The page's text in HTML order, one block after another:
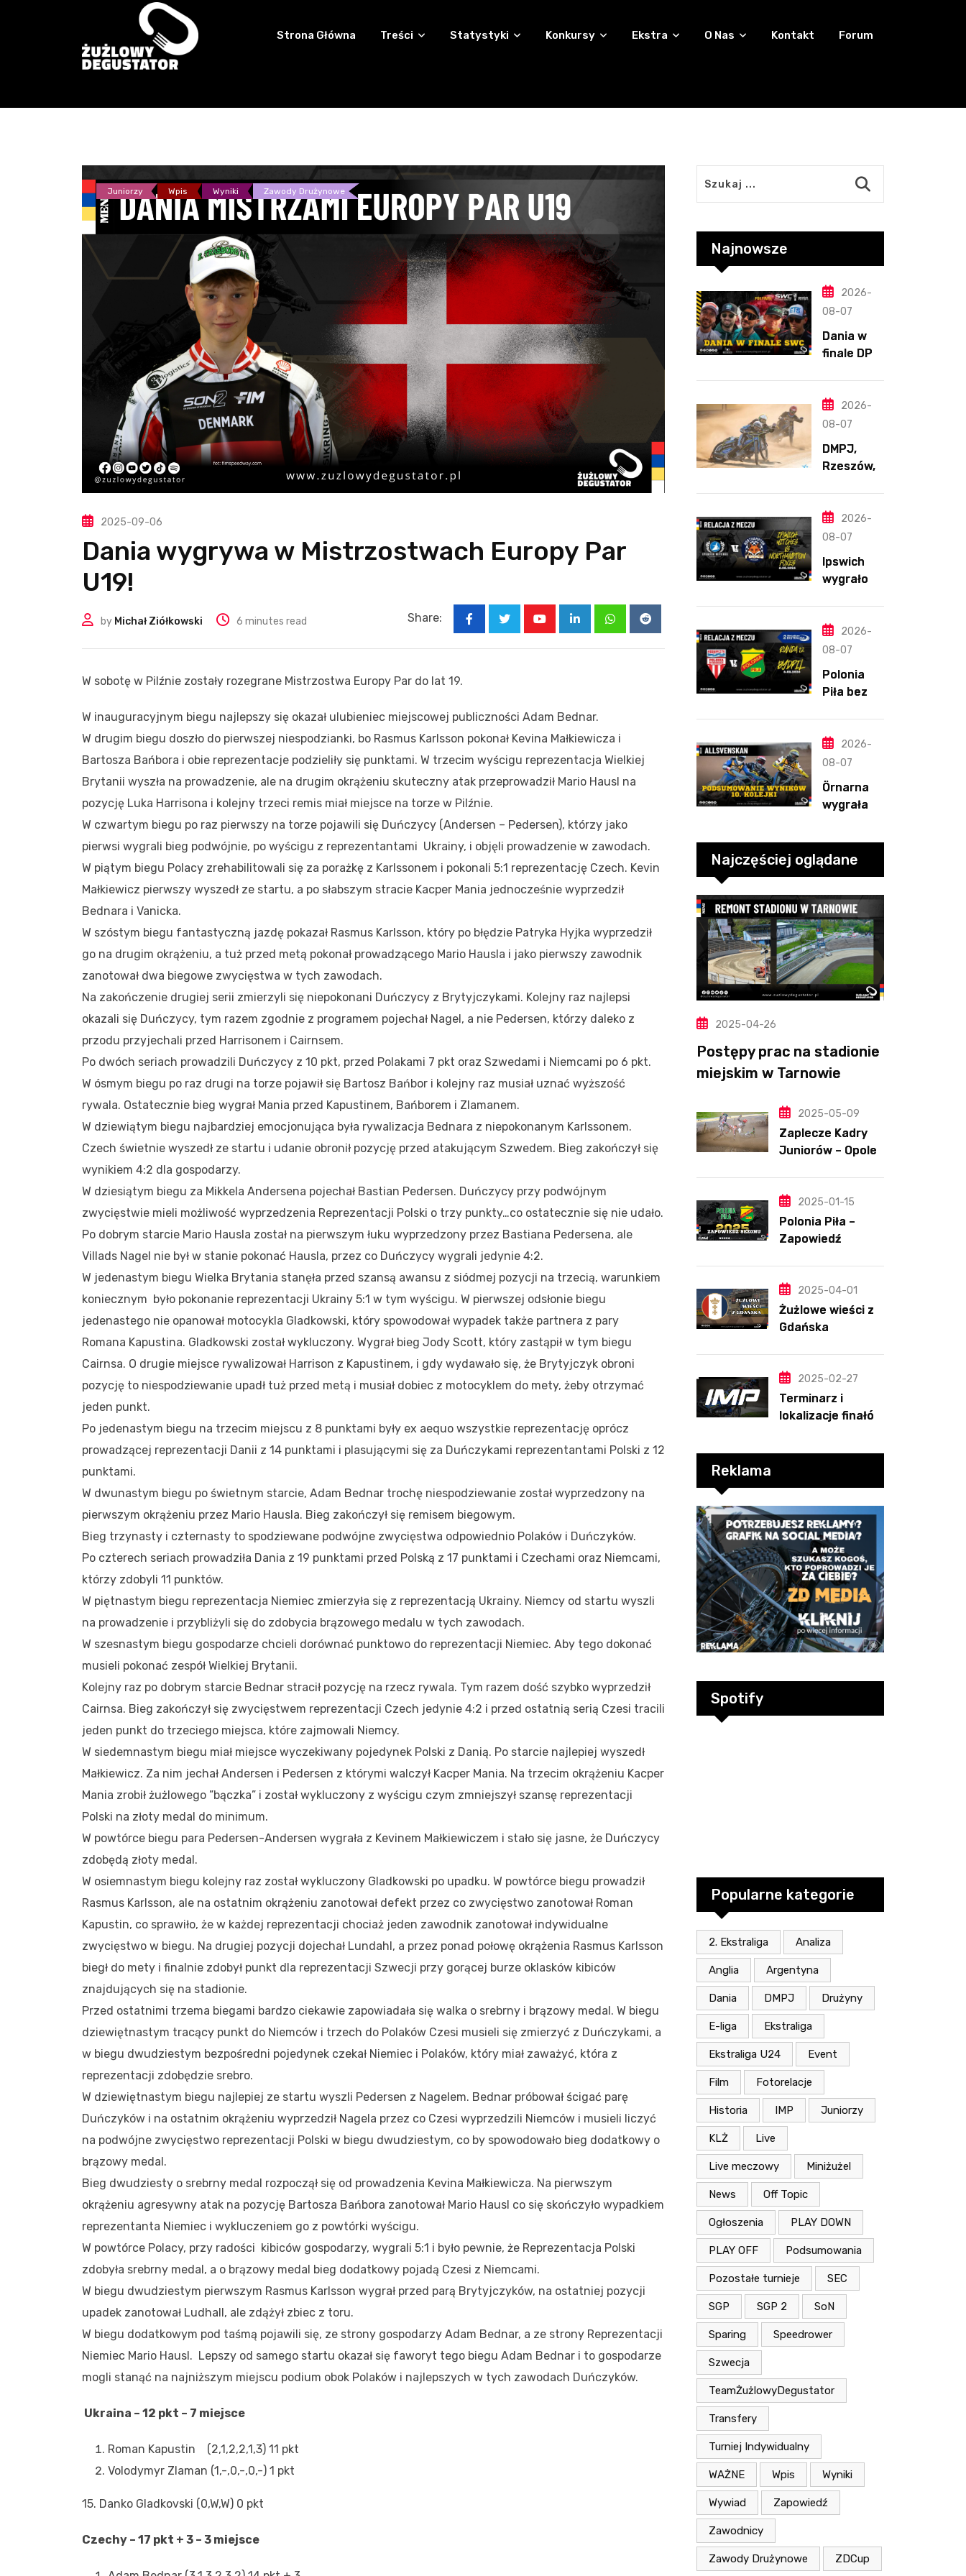
Strona Główna Treści Statystyki Konkursy Ekstra O Nas Kontakt Forum
Juniorzy Wpis Wyniki Zawody Drużynowe
2025-09-06
Dania wygrywa w Mistrzostwach Europy Par
U19!
by Michał Ziółkowski 6 minutes read Share:
LinkedInWhatsappReddit
W sobotę w Pilźnie zostały rozegrane Mistrzostwa Europy Par do lat 19.
W inauguracyjnym biegu najlepszy się okazał ulubieniec miejscowej publiczności Adam Bednar.
W drugim biegu doszło do pierwszej niespodzianki, bo Rasmus Karlsson pokonał Kevina Małkiewicza i
Bartosza Bańbora i obie reprezentacje podzieliły się punktami. W trzecim wyścigu reprezentacja Wielkiej
Brytanii wyszła na prowadzenie, ale na drugim okrążeniu skuteczny atak przeprowadził Mario Hausl na
pozycję Luka Harrisona i kolejny trzeci remis miał miejsce na torze w Pilźnie.
W czwartym biegu po raz pierwszy na torze pojawili się Duńczycy (Andersen – Pedersen), którzy jako
pierwsi wygrali bieg podwójnie, po wyścigu z reprezentantami Ukrainy, i objęli prowadzenie w zawodach.
W piątym biegu Polacy zrehabilitowali się za porażkę z Karlssonem i pokonali 5:1 reprezentację Czech. Kevin
Małkiewicz pierwszy wyszedł ze startu, a po słabszym stracie Kacper Mania jednocześnie wyprzedził
Bednara i Vanicka.
W szóstym biegu fantastyczną jazdę pokazał Rasmus Karlsson, który po błędzie Patryka Hyjka wyprzedził
go na drugim okrążeniu, a tuż przed metą pokonał prowadzącego Mario Hausla i jako pierwszy zawodnik
zanotował dwa biegowe zwycięstwa w tych zawodach.
Na zakończenie drugiej serii zmierzyli się niepokonani Duńczycy z Brytyjczykami. Kolejny raz najlepsi
okazali się Duńczycy, tym razem zgodnie z programem pojechał Nagel, a nie Pedersen, którzy daleko z
przodu przyjechali przed Harrisonem i Cairnsem.
Po dwóch seriach prowadzili Duńczycy z 10 pkt, przed Polakami 7 pkt oraz Szwedami i Niemcami po 6 pkt.
W ósmym biegu po raz drugi na torze pojawił się Bartosz Bańbor i kolejny raz musiał uznać wyższość
rywala. Ostatecznie bieg wygrał Mania przed Kapustinem, Bańborem i Zlamanem.
W dziewiątym biegu najbardziej emocjonująca była rywalizacja Bednara z niepokonanym Karlssonem.
Czech świetnie wyszedł ze startu i udanie obronił pozycję przed atakującym Szwedem. Bieg zakończył się
wynikiem 4:2 dla gospodarzy.
W dziesiątym biegu za Mikkela Andersena pojechał Bastian Pedersen. Duńczycy przy podwójnym
zwycięstwie mieli możliwość wyprzedzenia Reprezentacji Polski o trzy punkty…co ostatecznie się nie udało.
Po dobrym starcie Mario Hausla został na pierwszym łuku wyprzedzony przez Bastiana Pedersena, ale
Villads Nagel nie był w stanie pokonać Hausla, przez co Duńczycy wygrali jedynie 4:2.
W jedenastym biegu Wielka Brytania stanęła przed szansą awansu z siódmej pozycji na trzecią, warunkiem
koniecznym było pokonanie reprezentacji Ukrainy 5:1 w tym wyścigu. W pierwszej odsłonie biegu
jedenastego nie opanował motocykla Gladkowski, który spowodował wypadek także partnera z pary
Romana Kapustina. Gladkowski został wykluczony. Wygrał bieg Jody Scott, który zastąpił w tym biegu
Cairnsa. O drugie miejsce rywalizował Harrison z Kapustinem, i gdy wydawało się, że Brytyjczyk obroni
pozycję to niespodziewanie upadł tuż przed metą i musiał dobiec z motocyklem do mety, żeby otrzymać
jeden punkt.
Po jedenastym biegu na trzecim miejscu z 8 punktami były ex aequo wszystkie reprezentację oprócz
prowadzącej reprezentacji Danii z 14 punktami i plasującymi się za Duńczykami reprezentantami Polski z 12
punktami.
W dwunastym biegu po świetnym starcie, Adam Bednar trochę niespodziewanie został wyprzedzony na
pierwszym okrążeniu przez Mario Hausla. Bieg zakończył się remisem biegowym.
Bieg trzynasty i czternasty to spodziewane podwójne zwycięstwa odpowiednio Polaków i Duńczyków.
Po czterech seriach prowadziła Dania z 19 punktami przed Polską z 17 punktami i Czechami oraz Niemcami,
którzy zdobyli 11 punktów.
W piętnastym biegu reprezentacja Niemiec zmierzyła się z reprezentacją Ukrainy. Niemcy od startu wyszli
na prowadzenie i przybliżyli się do zdobycia brązowego medalu w tych zawodach.
W szesnastym biegu gospodarze chcieli dorównać punktowo do reprezentacji Niemiec. Aby tego dokonać
musieli pokonać zespół Wielkiej Brytanii.
Kolejny raz po dobrym starcie Bednar stracił pozycję na rzecz rywala. Tym razem dość szybko wyprzedził
Cairnsa. Bieg zakończył się zwycięstwem reprezentacji Czech jedynie 4:2 i przed ostatnią serią Czesi tracili
jeden punkt do trzeciego miejsca, które zajmowali Niemcy.
W siedemnastym biegu miał miejsce wyczekiwany pojedynek Polski z Danią. Po starcie najlepiej wyszedł
Małkiewicz. Za nim jechał Andersen i Pedersen z którymi walczył Kacper Mania. Na trzecim okrążeniu Kacper
Mania zrobił żużlowego ”bączka” i został wykluczony z wyścigu czym zmniejszył szansę reprezentacji
Polski na złoty medal do minimum.
W powtórce biegu para Pedersen-Andersen wygrała z Kevinem Małkiewiczem i stało się jasne, że Duńczycy
zdobędą złoty medal.
W osiemnastym biegu kolejny raz został wykluczony Gladkowski po upadku. W powtórce biegu prowadził
Rasmus Karlsson, ale na ostatnim okrążeniu zanotował defekt przez co zwycięstwo zanotował Roman
Kapustin, co sprawiło, że w każdej reprezentacji chociaż jeden zawodnik zanotował indywidualne
zwycięstwo w biegu. Na drugiej pozycji dojechał Lundahl, a przez ponad połowę okrążenia Rasmus Karlsson
biegł do mety i finalnie zdobył punkt dla reprezentacji Szwecji przy gorącej burze oklasków kibiców
znajdujących się na stadionie.
Przed ostatnimi trzema biegami bardzo ciekawie zapowiadała się walka o srebrny i brązowy medal. W biegu
dziewiętnastym tracący punkt do Niemców i trzech do Polaków Czesi musieli się zmierzyć z Duńczykami, a
w biegu dwudziestym bezpośredni pojedynek czekał Niemiec i Polaków, który miał zaważyć, która z
reprezentacji zdobędzie srebro.
W dziewiętnastym biegu najlepiej ze startu wyszli Pedersen z Nagelem. Bednar próbował ścigać parę
Duńczyków i na ostatnim okrążeniu wyprzedził Nagela przez co Czesi wyprzedzili Niemców i musieli liczyć
na podwójne zwycięstwo reprezentacji Polski w biegu dwudziestym, co by spowodowało bieg dodatkowy o
brązowy medal.
Bieg dwudziesty o srebrny medal rozpoczął się od prowadzenia Kevina Małkiewicza. Na pierwszym
okrążeniu agresywny atak na pozycję Bartosza Bańbora zanotował Mario Hausl co się skończyło wypadkiem
reprezentanta Niemiec i wykluczeniem go z powtórki wyścigu.
W powtórce Polacy, przy radości kibiców gospodarzy, wygrali 5:1 i było pewnie, że Reprezentacja Polski
zdobyła srebrny medal, a o brązowy medal bieg dodatkowy pojadą Czesi z Niemcami.
W biegu dwudziestym pierwszym Rasmus Karlsson wygrał przed parą Brytyjczyków, na ostatniej pozycji
upadek zanotował Ludhall, ale zdążył zbiec z toru.
W biegu dodatkowym pod taśmą pojawili się, ze strony gospodarzy Adam Bednar, a ze strony Reprezentacji
Niemiec Mario Hausl. Lepszy od samego startu okazał się faworyt tego biegu Adam Bednar i to gospodarze
mogli stanąć na najniższym miejscu podium obok Polaków i najlepszych w tych zawodach Duńczyków.
Ukraina – 12 pkt – 7 miejsce
Roman Kapustin (2,1,2,2,1,3) 11 pkt
Volodymyr Zlaman (1,-,0,-,0,-) 1 pkt
15. Danko Gladkovski (0,W,W) 0 pkt
Czechy – 17 pkt + 3 – 3 miejsce
Najnowsze
2026-
08-07
Dania w
finale DPŚ.
przebieg
półfinału
Bikernieku
2026-
08-07
DMPJ,
Rzeszów,
wa,
5.06.2026
2026-
08-07
Ipswich
wygrało z
pomimo
straty
Kosmiczny
mecz
Ellisa
2026-
08-07
Polonia
Piła bez
y. „Gryfy”
z
dwunasty
m
zwycięstw
2026-
08-07
Örnarna
wygrała
zasadnicz
ą. Debiut
Tondera w
Najczęściej oglądane
2025-04-26
Postępy prac na stadionie
miejskim w Tarnowie
2025-05-09
Zaplecze Kadry
Juniorów – Opole,
2025-01-15
Polonia Piła –
Zapowiedź
PRZEWIDYWANIA
2025
2025-04-01
Żużlowe wieści z
Gdańska
2025-02-27
Terminarz i
lokalizacje finałów
Reklama
Spotify
Popularne kategorie
2. Ekstraliga Analiza
Anglia Argentyna
Dania DMPJ Drużyny
E-liga Ekstraliga
Ekstraliga U24 Event
Film Fotorelacje
Historia IMP Juniorzy
KLŻ Live
Live meczowy Miniżużel
News Off Topic
Ogłoszenia PLAY DOWN
PLAY OFF Podsumowania
Pozostałe turnieje SEC
SGP SGP 2 SoN
Sparing Speedrower
Szwecja
TeamŻużlowyDegustator
Transfery
Turniej Indywidualny
WAŻNE Wpis Wyniki
Wywiad Zapowiedź
Zawodnicy
Zawody Drużynowe ZDCup